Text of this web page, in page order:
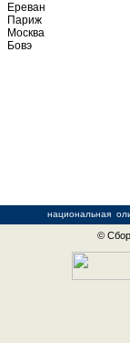
Ереван
Париж
Москва
Бовэ
национальная
©